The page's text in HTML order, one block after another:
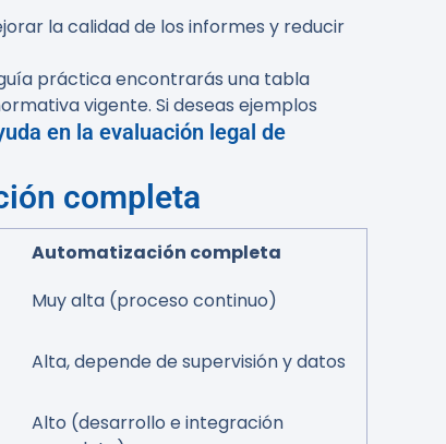
la calidad de los informes y reducir
práctica encontrarás una tabla
vigente. Si deseas ejemplos
en la evaluación legal de
completa
Automatización completa
Muy alta (proceso continuo)
Alta, depende de supervisión y datos
Alto (desarrollo e integración